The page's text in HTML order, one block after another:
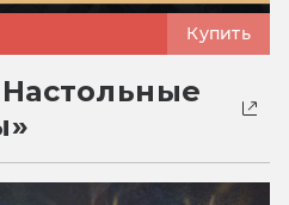
Купить